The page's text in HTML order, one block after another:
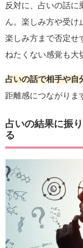
反対に、占いの話に
ん。楽しみ方や受け
楽しみ方まで否定せ
ねたくない感覚も大
占いの話で相手や自
距離感につながりま
占いの結果に振
る